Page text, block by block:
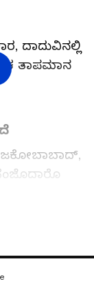
ದಾದುವಿನಲ್ಲಿ
ತಾಪಮಾನ
ಜಕೋಬಾಬಾದ್‌,